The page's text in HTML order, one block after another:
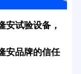
安试验设备，
安品牌的信任